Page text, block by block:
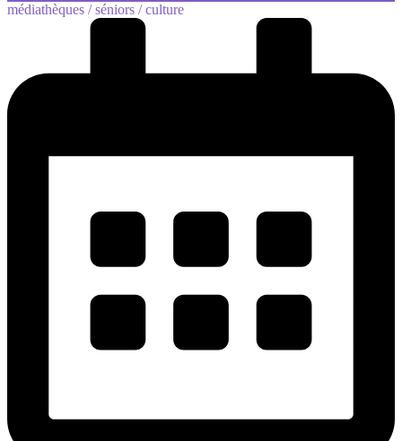
médiathèques /séniors /culture